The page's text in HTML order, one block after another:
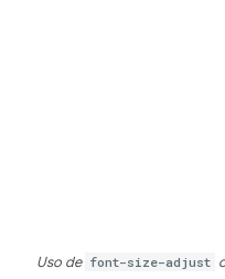
Uso de font-size-adjust